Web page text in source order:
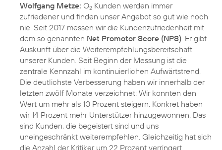
Wolfgang Metze: O2 Kunden werden immer
zufriedener und finden unser Angebot so gut wie noch
nie. Seit 2017 messen wir die Kundenzufriedenheit mit
dem so genannten Net Promotor Score (NPS). Er gibt
Auskunft über die Weiterempfehlungsbereitschaft
unserer Kunden. Seit Beginn der Messung ist die
zentrale Kennzahl im kontinuierlichen Aufwärtstrend.
Die deutlichste Verbesserung haben wir innerhalb der
letzten zwölf Monate verzeichnet: Wir konnten den
Wert um mehr als 10 Prozent steigern. Konkret haben
wir 14 Prozent mehr Unterstützer hinzugewonnen. Das
sind Kunden, die begeistert sind und uns
uneingeschränkt weiterempfehlen. Gleichzeitig hat sich
die Anzahl der Kritiker um 22 Prozent verringert.